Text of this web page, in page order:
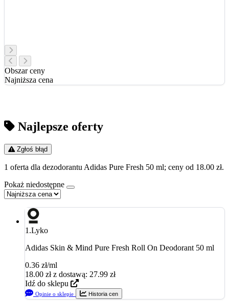
Obszar ceny
Najniższa cena
Najlepsze oferty
Zgłoś błąd
1 oferta dla dezodorantu Adidas Pure Fresh 50 ml; ceny od 18.00 zł.
Pokaż niedostępne
1.Lyko
Adidas Skin & Mind Pure Fresh Roll On Deodorant 50 ml
0.36 zł/ml
18.00 zł z dostawą: 27.99 zł
Idź do sklepu
Opinie o sklepie Historia cen